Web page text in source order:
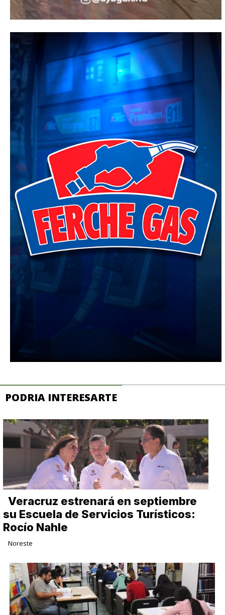
PODRIA INTERESARTE
Veracruz estrenará en septiembre
su Escuela de Servicios Turísticos:
Rocío Nahle
Noreste